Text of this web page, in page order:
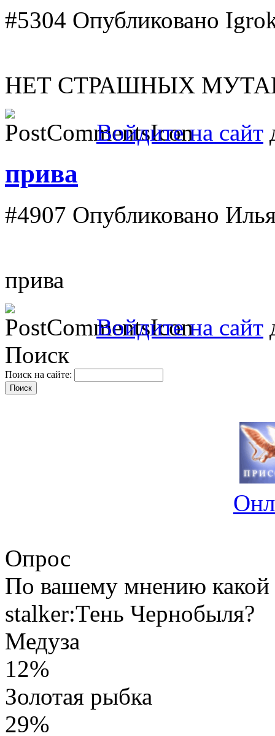
#5304 Опубликовано
НЕТ СТРАШНЫХ
Войдите на сайт
прива
#4907 Опубликовано
прива
Войдите на сайт
Поиск
Поиск на сайте:
Опрос
По вашему мнению
stalker:Тень Чернобыля?
Медуза
12%
Золотая рыбка
29%